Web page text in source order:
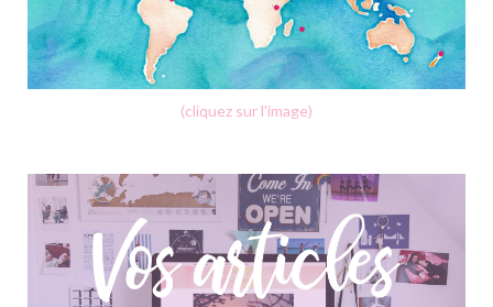
(cliquez sur l'image)